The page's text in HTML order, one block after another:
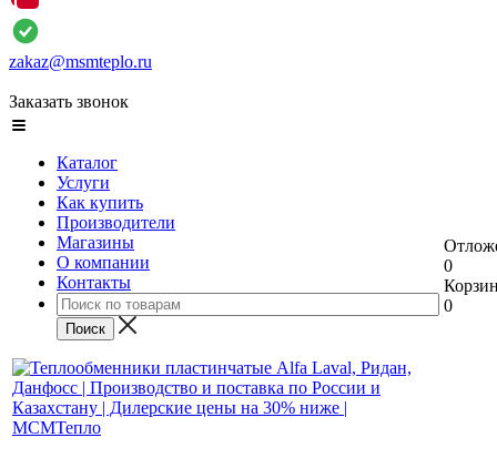
zakaz@msmteplo.ru
Заказать звонок
Каталог
Услуги
Как купить
Производители
Магазины
О компании
Контакты
0
0